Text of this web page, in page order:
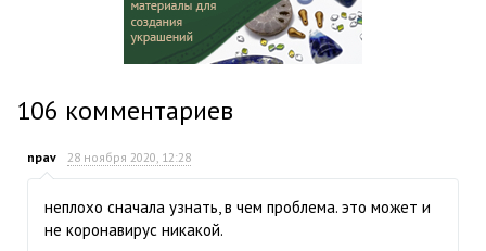
106 комментариев
npav 28 ноября 2020, 12:28
неплохо сначала узнать, в чем проблема. это может и
не коронавирус никакой.